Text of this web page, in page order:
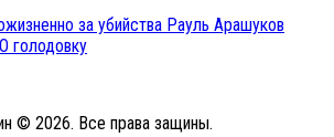
за убийства Рауль Арашуков
голодовку
© 2026. Все права защины.